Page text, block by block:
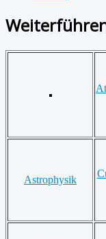
Astrophysik